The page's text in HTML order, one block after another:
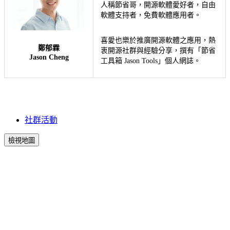
鄭郁霖
Jason Cheng
人稱節省哥，開源軟體愛好者，自由
軟體支持者，免費軟體應用者。
喜愛也樂於推廣開源軟體之應用，熱
衷開源社群與經驗分享，撰有「節省
工具箱 Jason Tools」個人網誌。
社群活動
檢視地圖